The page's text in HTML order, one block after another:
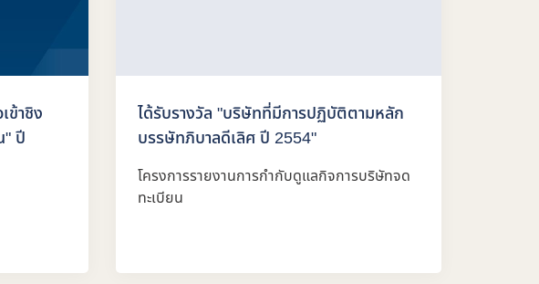
ข้าชิง
" ปี
ได้รับรางวัล "บริษัทที่มีการปฏิบัติตามหลัก
บรรษัทภิบาลดีเลิศ ปี 2554"
โครงการรายงานการกำกับดูแลกิจการบริษัทจด
ทะเบียน